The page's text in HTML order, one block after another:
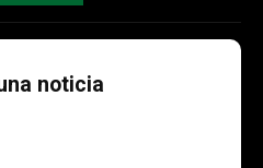
noticia